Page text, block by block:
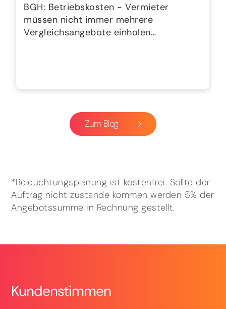
BGH: Betriebskosten - Vermieter
müssen nicht immer mehrere
Vergleichsangebote einholen…
Zum Blog
*Beleuchtungsplanung ist kostenfrei. Sollte der
Auftrag nicht zustande kommen werden 5% der
Angebotssumme in Rechnung gestellt.
Kundenstimmen